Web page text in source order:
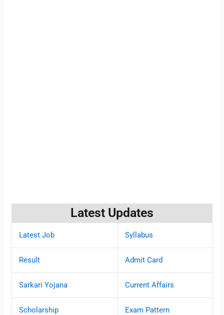
Latest Updates
Latest Job Syllabus
Result Admit Card
Sarkari Yojana Current Affairs
Scholarship Exam Pattern